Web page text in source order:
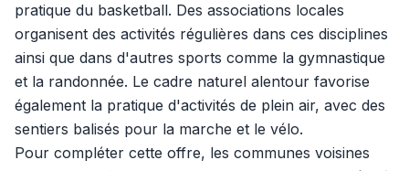
pratique du basketball. Des associations locales
organisent des activités régulières dans ces disciplines
ainsi que dans d'autres sports comme la gymnastique
et la randonnée. Le cadre naturel alentour favorise
également la pratique d'activités de plein air, avec des
sentiers balisés pour la marche et le vélo.
Pour compléter cette offre, les communes voisines